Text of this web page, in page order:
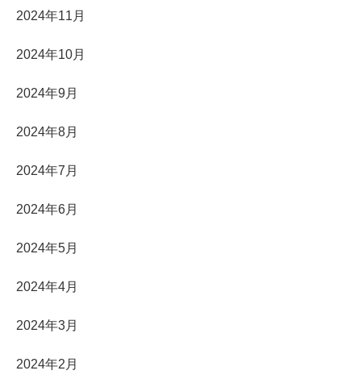
2024年11月
2024年10月
2024年9月
2024年8月
2024年7月
2024年6月
2024年5月
2024年4月
2024年3月
2024年2月